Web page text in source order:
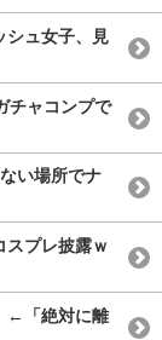
シュ女子、見
チャコンプで
い場所でナ
スプレ披露ｗ
←「絶対に離